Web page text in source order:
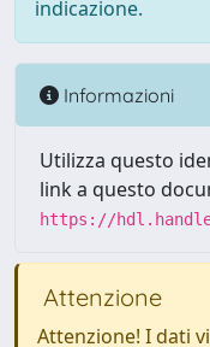
indicazione.
Informazioni
Utilizza questo
link a questo
https://
Attenzione
Attenzione! I dati